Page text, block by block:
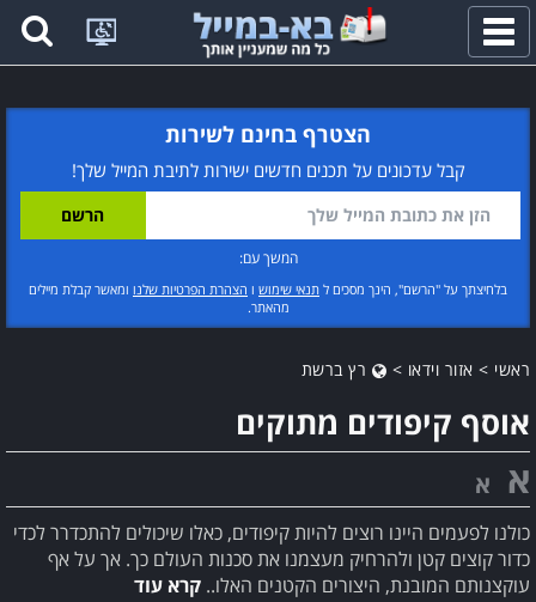
פתח
תפריט
הצטרף בחינם לשירות
קבל עדכונים על תכנים חדשים ישירות לתיבת המייל שלך!
המשך עם:
בלחיצתך על "הרשם", הינך מסכים ל תנאי שימוש ו הצהרת הפרטיות שלנו ומאשר קבלת מיילים
מהאתר.
ראשי > אזור וידאו > רץ ברשת
אוסף קיפודים מתוקים
א א
כולנו לפעמים היינו רוצים להיות קיפודים, כאלו שיכולים להתכדרר לכדי
כדור קוצים קטן ולהרחיק מעצמנו את סכנות העולם כך. אך על אף
עוקצנותם המובנת, היצורים הקטנים האלו.. קרא עוד